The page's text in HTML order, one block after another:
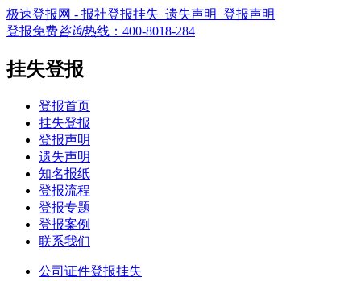
极速登报网 - 报社登报挂失_遗失声明_登报声明
登报免费咨询热线： 400-8018-284
挂失登报
登报首页
挂失登报
登报声明
遗失声明
知名报纸
登报流程
登报专题
登报案例
联系我们
公司证件登报挂失